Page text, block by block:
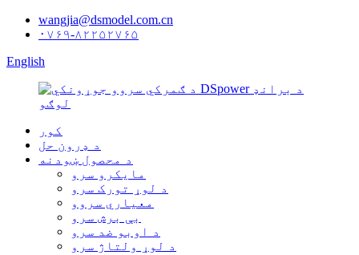
wangjia@dsmodel.com.cn
۰۷۶۹-۸۲۲۵۲۷۶۵
English
کور
د ډرون حل
د محصول ښودنه
مایکرو سرو
د لوړ تورک سرو
معیاري سروو
بې برش سرو
د اوبو ضد سرو
د لوړ ولتاژ سرو